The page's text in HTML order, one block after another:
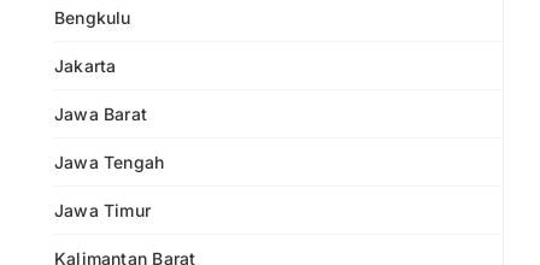
Bengkulu
Jakarta
Jawa Barat
Jawa Tengah
Jawa Timur
Kalimantan Barat